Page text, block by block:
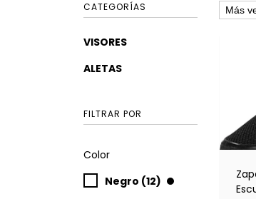
CATEGORÍAS
VISORES
ALETAS
FILTRAR POR
Color
Negro (12)